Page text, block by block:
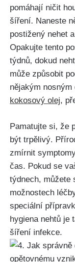
pomáhají ničit
šíření.⁤ Naneste
postižený nehet
⁤Opakujte tento
týdnů, dokud
může způsobit
nějakým ‍nosným
kokosový olej,
Pamatujte si, že⁣
‌být trpělivý.
zmírnit
čas. Pokud se
týdnech, můžete
možnostech
speciální
hygiena ⁤nehtů​ je
šíření infekce.